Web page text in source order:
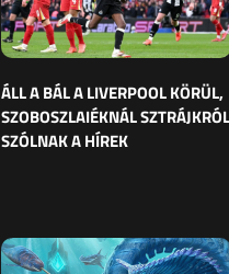
ÁLL A BÁL A LIVERPOOL KÖRÜL,
SZOBOSZLAIÉKNÁL SZTRÁJKRÓL
SZÓLNAK A HÍREK